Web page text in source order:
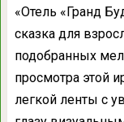
«Отель «Гранд
сказка для
подобранных
просмотра этой
легкой ленты с